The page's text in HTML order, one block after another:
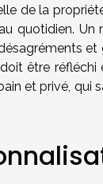
de la
quotidien. Un
et
être
et privé, qui